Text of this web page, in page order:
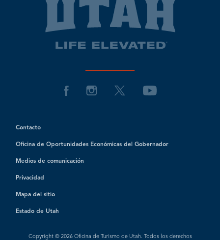
Contacto
Oficina de Oportunidades Económicas del Gobernador
Medios de comunicación
Privacidad
Mapa del sitio
Estado de Utah
Copyright © 2026 Oficina de Turismo de Utah. Todos los derechos